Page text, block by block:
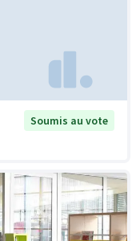
Soumis au vote